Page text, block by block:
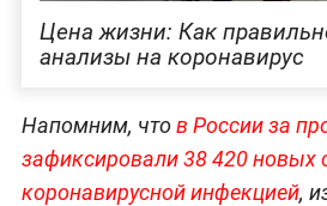
Цена жизни: Как
анализы на коронавирус
Напомним, чтов России за
зафиксировали 38 420 новых
коронавирусной инфекцией,